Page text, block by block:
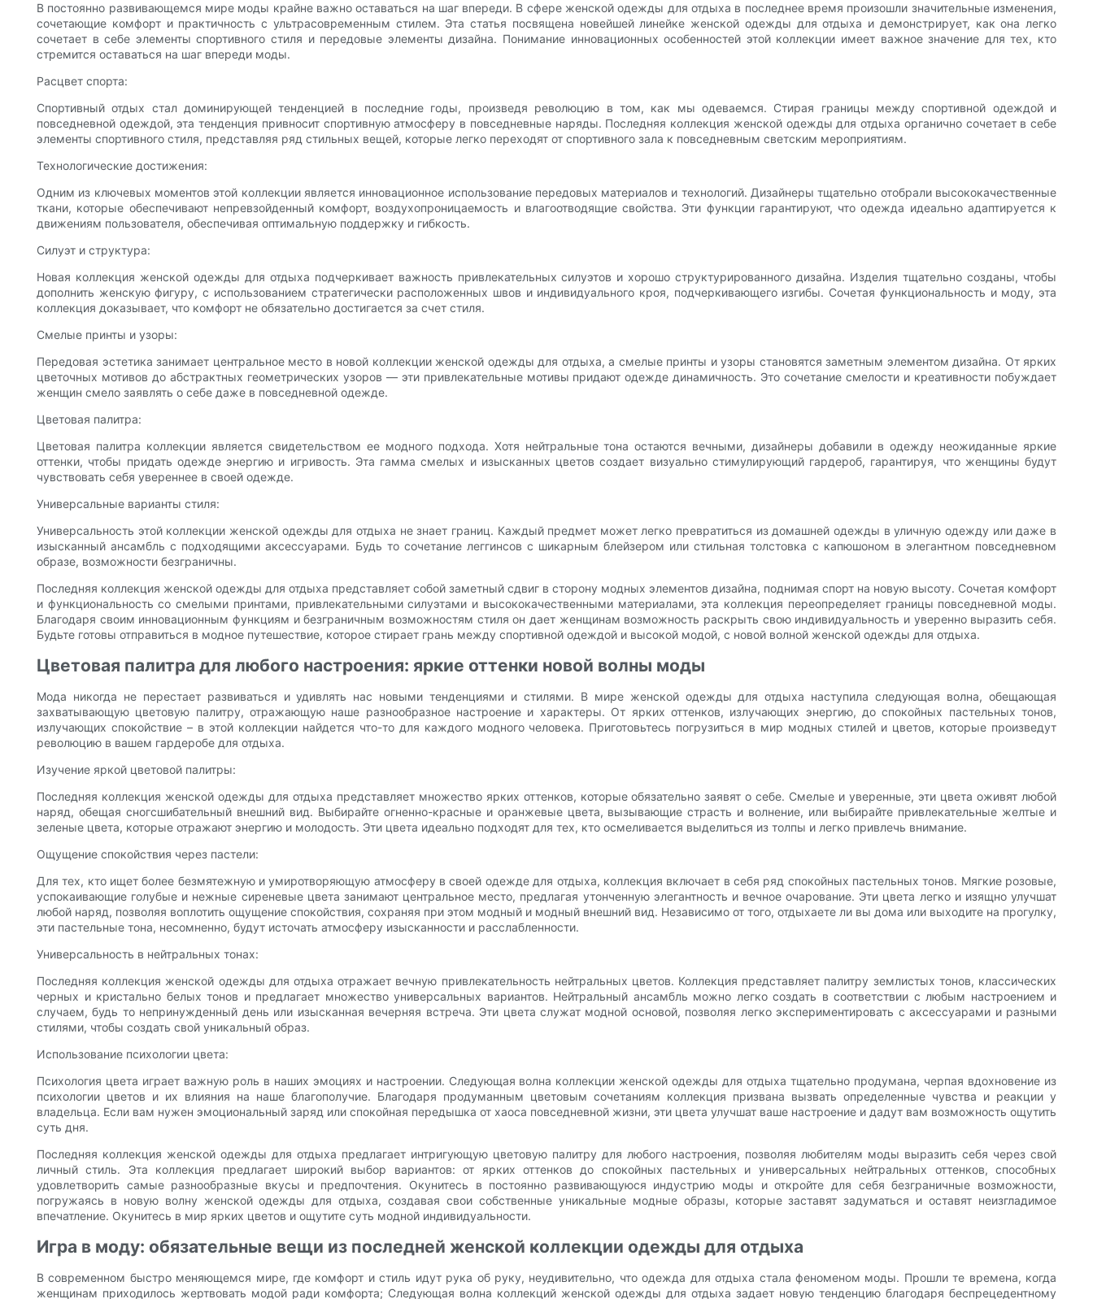
В постоянно развивающемся мире моды крайне важно оставаться на шаг впереди. В сфере женской одежды для отдыха в последнее время произошли значительные изменения,
сочетающие комфорт и практичность с ультрасовременным стилем. Эта статья посвящена новейшей линейке женской одежды для отдыха и демонстрирует, как она легко
сочетает в себе элементы спортивного стиля и передовые элементы дизайна. Понимание инновационных особенностей этой коллекции имеет важное значение для тех, кто
стремится оставаться на шаг впереди моды.
Расцвет спорта:
Спортивный отдых стал доминирующей тенденцией в последние годы, произведя революцию в том, как мы одеваемся. Стирая границы между спортивной одеждой и
повседневной одеждой, эта тенденция привносит спортивную атмосферу в повседневные наряды. Последняя коллекция женской одежды для отдыха органично сочетает в себе
элементы спортивного стиля, представляя ряд стильных вещей, которые легко переходят от спортивного зала к повседневным светским мероприятиям.
Технологические достижения:
Одним из ключевых моментов этой коллекции является инновационное использование передовых материалов и технологий. Дизайнеры тщательно отобрали высококачественные
ткани, которые обеспечивают непревзойденный комфорт, воздухопроницаемость и влагоотводящие свойства. Эти функции гарантируют, что одежда идеально адаптируется к
движениям пользователя, обеспечивая оптимальную поддержку и гибкость.
Силуэт и структура:
Новая коллекция женской одежды для отдыха подчеркивает важность привлекательных силуэтов и хорошо структурированного дизайна. Изделия тщательно созданы, чтобы
дополнить женскую фигуру, с использованием стратегически расположенных швов и индивидуального кроя, подчеркивающего изгибы. Сочетая функциональность и моду, эта
коллекция доказывает, что комфорт не обязательно достигается за счет стиля.
Смелые принты и узоры:
Передовая эстетика занимает центральное место в новой коллекции женской одежды для отдыха, а смелые принты и узоры становятся заметным элементом дизайна. От ярких
цветочных мотивов до абстрактных геометрических узоров — эти привлекательные мотивы придают одежде динамичность. Это сочетание смелости и креативности побуждает
женщин смело заявлять о себе даже в повседневной одежде.
Цветовая палитра:
Цветовая палитра коллекции является свидетельством ее модного подхода. Хотя нейтральные тона остаются вечными, дизайнеры добавили в одежду неожиданные яркие
оттенки, чтобы придать одежде энергию и игривость. Эта гамма смелых и изысканных цветов создает визуально стимулирующий гардероб, гарантируя, что женщины будут
чувствовать себя увереннее в своей одежде.
Универсальные варианты стиля:
Универсальность этой коллекции женской одежды для отдыха не знает границ. Каждый предмет может легко превратиться из домашней одежды в уличную одежду или даже в
изысканный ансамбль с подходящими аксессуарами. Будь то сочетание леггинсов с шикарным блейзером или стильная толстовка с капюшоном в элегантном повседневном
образе, возможности безграничны.
Последняя коллекция женской одежды для отдыха представляет собой заметный сдвиг в сторону модных элементов дизайна, поднимая спорт на новую высоту. Сочетая комфорт
и функциональность со смелыми принтами, привлекательными силуэтами и высококачественными материалами, эта коллекция переопределяет границы повседневной моды.
Благодаря своим инновационным функциям и безграничным возможностям стиля он дает женщинам возможность раскрыть свою индивидуальность и уверенно выразить себя.
Будьте готовы отправиться в модное путешествие, которое стирает грань между спортивной одеждой и высокой модой, с новой волной женской одежды для отдыха.
Цветовая палитра для любого настроения: яркие оттенки новой волны моды
Мода никогда не перестает развиваться и удивлять нас новыми тенденциями и стилями. В мире женской одежды для отдыха наступила следующая волна, обещающая
захватывающую цветовую палитру, отражающую наше разнообразное настроение и характеры. От ярких оттенков, излучающих энергию, до спокойных пастельных тонов,
излучающих спокойствие – в этой коллекции найдется что-то для каждого модного человека. Приготовьтесь погрузиться в мир модных стилей и цветов, которые произведут
революцию в вашем гардеробе для отдыха.
Изучение яркой цветовой палитры:
Последняя коллекция женской одежды для отдыха представляет множество ярких оттенков, которые обязательно заявят о себе. Смелые и уверенные, эти цвета оживят любой
наряд, обещая сногсшибательный внешний вид. Выбирайте огненно-красные и оранжевые цвета, вызывающие страсть и волнение, или выбирайте привлекательные желтые и
зеленые цвета, которые отражают энергию и молодость. Эти цвета идеально подходят для тех, кто осмеливается выделиться из толпы и легко привлечь внимание.
Ощущение спокойствия через пастели:
Для тех, кто ищет более безмятежную и умиротворяющую атмосферу в своей одежде для отдыха, коллекция включает в себя ряд спокойных пастельных тонов. Мягкие розовые,
успокаивающие голубые и нежные сиреневые цвета занимают центральное место, предлагая утонченную элегантность и вечное очарование. Эти цвета легко и изящно улучшат
любой наряд, позволяя воплотить ощущение спокойствия, сохраняя при этом модный и модный внешний вид. Независимо от того, отдыхаете ли вы дома или выходите на прогулку,
эти пастельные тона, несомненно, будут источать атмосферу изысканности и расслабленности.
Универсальность в нейтральных тонах:
Последняя коллекция женской одежды для отдыха отражает вечную привлекательность нейтральных цветов. Коллекция представляет палитру землистых тонов, классических
черных и кристально белых тонов и предлагает множество универсальных вариантов. Нейтральный ансамбль можно легко создать в соответствии с любым настроением и
случаем, будь то непринужденный день или изысканная вечерняя встреча. Эти цвета служат модной основой, позволяя легко экспериментировать с аксессуарами и разными
стилями, чтобы создать свой уникальный образ.
Использование психологии цвета:
Психология цвета играет важную роль в наших эмоциях и настроении. Следующая волна коллекции женской одежды для отдыха тщательно продумана, черпая вдохновение из
психологии цветов и их влияния на наше благополучие. Благодаря продуманным цветовым сочетаниям коллекция призвана вызвать определенные чувства и реакции у
владельца. Если вам нужен эмоциональный заряд или спокойная передышка от хаоса повседневной жизни, эти цвета улучшат ваше настроение и дадут вам возможность ощутить
суть дня.
Последняя коллекция женской одежды для отдыха предлагает интригующую цветовую палитру для любого настроения, позволяя любителям моды выразить себя через свой
личный стиль. Эта коллекция предлагает широкий выбор вариантов: от ярких оттенков до спокойных пастельных и универсальных нейтральных оттенков, способных
удовлетворить самые разнообразные вкусы и предпочтения. Окунитесь в постоянно развивающуюся индустрию моды и откройте для себя безграничные возможности,
погружаясь в новую волну женской одежды для отдыха, создавая свои собственные уникальные модные образы, которые заставят задуматься и оставят неизгладимое
впечатление. Окунитесь в мир ярких цветов и ощутите суть модной индивидуальности.
Игра в моду: обязательные вещи из последней женской коллекции одежды для отдыха
В современном быстро меняющемся мире, где комфорт и стиль идут рука об руку, неудивительно, что одежда для отдыха стала феноменом моды. Прошли те времена, когда
женщинам приходилось жертвовать модой ради комфорта; Следующая волна коллекций женской одежды для отдыха задает новую тенденцию благодаря беспрецедентному